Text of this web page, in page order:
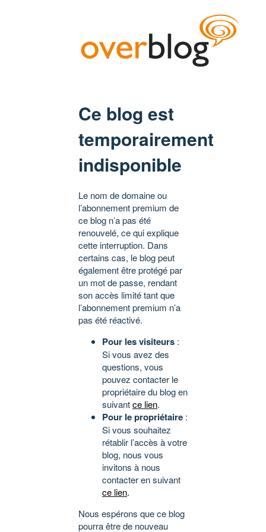
Ce blog est
temporairement
indisponible
Le nom de domaine ou
l’abonnement premium de
ce blog n’a pas été
renouvelé, ce qui explique
cette interruption. Dans
certains cas, le blog peut
également être protégé par
un mot de passe, rendant
son accès limité tant que
l’abonnement premium n’a
pas été réactivé.
Pour les visiteurs :
Si vous avez des
questions, vous
pouvez contacter le
propriétaire du blog en
suivantce lien.
Pour le propriétaire :
Si vous souhaitez
rétablir l’accès à votre
blog, nous vous
invitons à nous
contacter en suivant
ce lien.
Nous espérons que ce blog
pourra être de nouveau